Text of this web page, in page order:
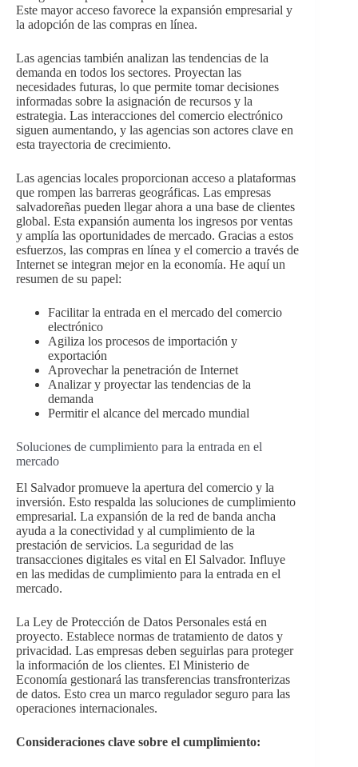
Este mayor acceso favorece la expansión empresarial y
la adopción de las compras en línea.
Las agencias también analizan las tendencias de la
demanda en todos los sectores. Proyectan las
necesidades futuras, lo que permite tomar decisiones
informadas sobre la asignación de recursos y la
estrategia. Las interacciones del comercio electrónico
siguen aumentando, y las agencias son actores clave en
esta trayectoria de crecimiento.
Las agencias locales proporcionan acceso a plataformas
que rompen las barreras geográficas. Las empresas
salvadoreñas pueden llegar ahora a una base de clientes
global. Esta expansión aumenta los ingresos por ventas
y amplía las oportunidades de mercado. Gracias a estos
esfuerzos, las compras en línea y el comercio a través de
Internet se integran mejor en la economía. He aquí un
resumen de su papel:
Facilitar la entrada en el mercado del comercio
electrónico
Agiliza los procesos de importación y
exportación
Aprovechar la penetración de Internet
Analizar y proyectar las tendencias de la
demanda
Permitir el alcance del mercado mundial
Soluciones de cumplimiento para la entrada en el
mercado
El Salvador promueve la apertura del comercio y la
inversión. Esto respalda las soluciones de cumplimiento
empresarial. La expansión de la red de banda ancha
ayuda a la conectividad y al cumplimiento de la
prestación de servicios. La seguridad de las
transacciones digitales es vital en El Salvador. Influye
en las medidas de cumplimiento para la entrada en el
mercado.
La Ley de Protección de Datos Personales está en
proyecto. Establece normas de tratamiento de datos y
privacidad. Las empresas deben seguirlas para proteger
la información de los clientes. El Ministerio de
Economía gestionará las transferencias transfronterizas
de datos. Esto crea un marco regulador seguro para las
operaciones internacionales.
Consideraciones clave sobre el cumplimiento: